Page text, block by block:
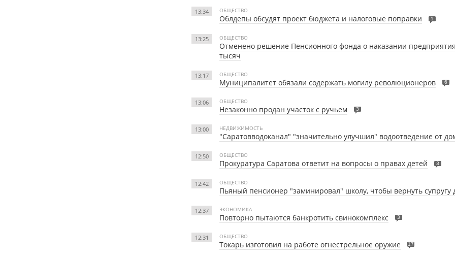
13:34 ОБЩЕСТВО
Облдепы обсудят проект бюджета и налоговые поправки 1
13:25 ОБЩЕСТВО
Отменено решение Пенсионного фонда о наказании
тысяч
13:17 ОБЩЕСТВО
Муниципалитет обязали содержать могилу революционеров 6
13:06 ОБЩЕСТВО
Незаконно продан участок с ручьем 3
13:00 НЕДВИЖИМОСТЬ
"Саратовводоканал" "значительно улучшил" водоотведение от
12:50 ОБЩЕСТВО
Прокуратура Саратова ответит на вопросы о правах детей 3
12:42 ОБЩЕСТВО
Пьяный пенсионер "заминировал" школу, чтобы вернуть супругу
12:37 ЭКОНОМИКА
Повторно пытаются банкротить свинокомплекс 3
12:31 ОБЩЕСТВО
Токарь изготовил на работе огнестрельное оружие 17